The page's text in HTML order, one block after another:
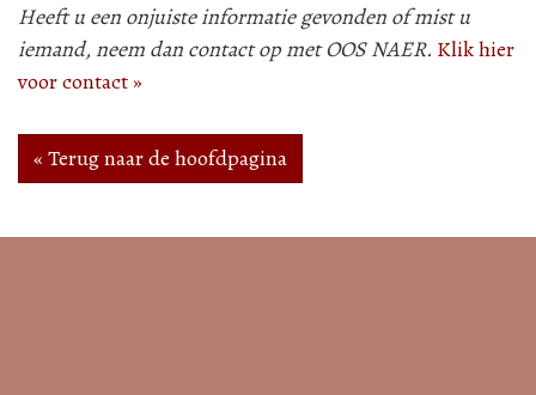
Heeft u een onjuiste informatie gevonden of mist u
iemand, neem dan contact op met OOS NAER. Klik hier
voor contact »
« Terug naar de hoofdpagina